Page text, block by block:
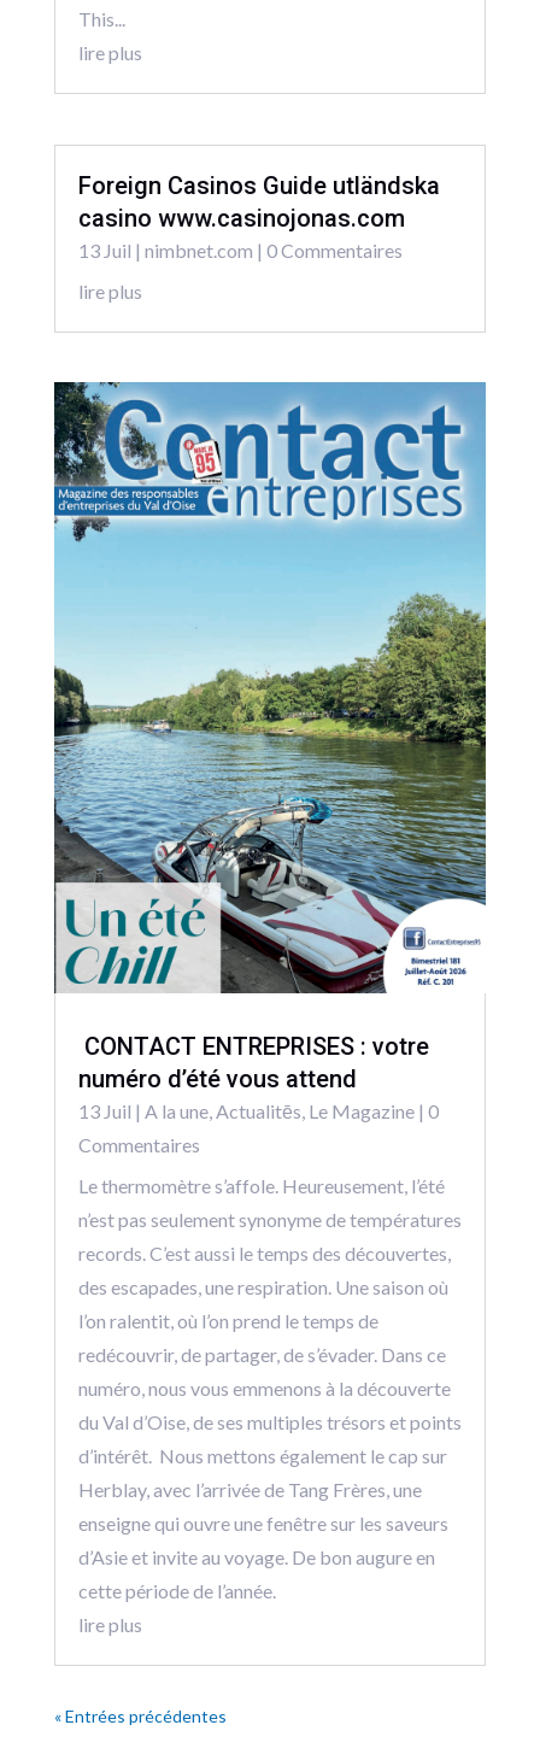
This...
lire plus
Foreign Casinos Guide utländska
casino www.casinojonas.com
13 Juil | nimbnet.com | 0 Commentaires
lire plus
CONTACT ENTREPRISES : votre
numéro d’été vous attend
13 Juil | A la une, Actualitēs Le Magazine| 0
Commentaires
Le thermomètre s’affole. Heureusement, l’été
n’est pas seulement synonyme de températures
records. C’est aussi le temps des découvertes,
des escapades, une respiration. Une saison où
l’on ralentit, où l’on prend le temps de
redécouvrir, de partager, de s’évader. Dans ce
numéro, nous vous emmenons à la découverte
du Val d’Oise, de ses multiples trésors et points
d’intérêt. Nous mettons également le cap sur
Herblay, avec l’arrivée de Tang Frères, une
enseigne qui ouvre une fenêtre sur les saveurs
d’Asie et invite au voyage. De bon augure en
cette période de l’année.
lire plus
« Entrées précédentes